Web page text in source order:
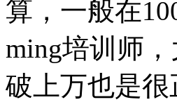
算，一般在
ming培训师
破上万也是